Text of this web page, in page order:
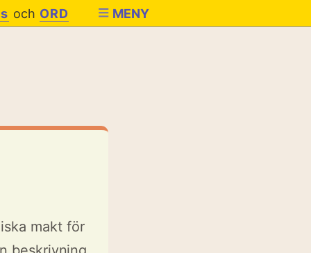
och ORD MENY
makt för